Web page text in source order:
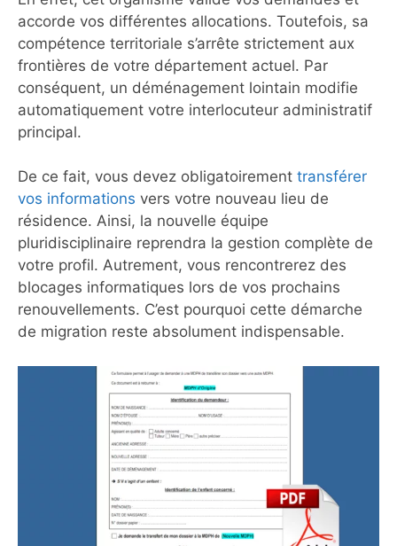
accorde vos différentes allocations. Toutefois, sa
compétence territoriale s’arrête strictement aux
frontières de votre département actuel. Par
conséquent, un déménagement lointain modifie
automatiquement votre interlocuteur administratif
principal.
De ce fait, vous devez obligatoirement transférer
vos informations vers votre nouveau lieu de
résidence. Ainsi, la nouvelle équipe
pluridisciplinaire reprendra la gestion complète de
votre profil. Autrement, vous rencontrerez des
blocages informatiques lors de vos prochains
renouvellements. C’est pourquoi cette démarche
de migration reste absolument indispensable.